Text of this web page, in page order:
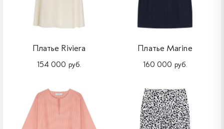
Платье Riviera
154 000 руб.
Платье Marine
160 000 руб.